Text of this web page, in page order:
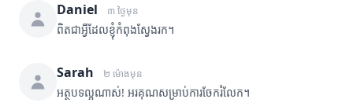
Daniel ៣ ថ្ងៃមុន
ពិតជាអ្វីដែលខ្ញុំកំពុងស្វែងរក។
Sarah ២ ម៉ោងមុន
អត្ថបទល្អណាស់! អរគុណសម្រាប់ការចែករំលែក។